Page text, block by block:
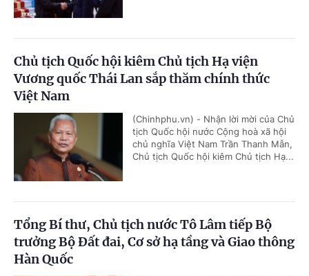
Chủ tịch Quốc hội kiêm Chủ tịch Hạ viện
Vương quốc Thái Lan sắp thăm chính thức
Việt Nam
(Chinhphu.vn) - Nhận lời mời của Chủ
tịch Quốc hội nước Cộng hoà xã hội
chủ nghĩa Việt Nam Trần Thanh Mẫn,
Chủ tịch Quốc hội kiêm Chủ tịch Hạ...
Tổng Bí thư, Chủ tịch nước Tô Lâm tiếp Bộ
trưởng Bộ Đất đai, Cơ sở hạ tầng và Giao thông
Hàn Quốc